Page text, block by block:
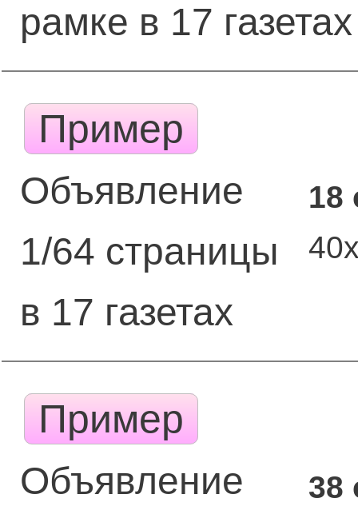
рамке в 17 газетах
Пример
Объявление
1/64 страницы
в 17 газетах
18
Пример
Объявление
38